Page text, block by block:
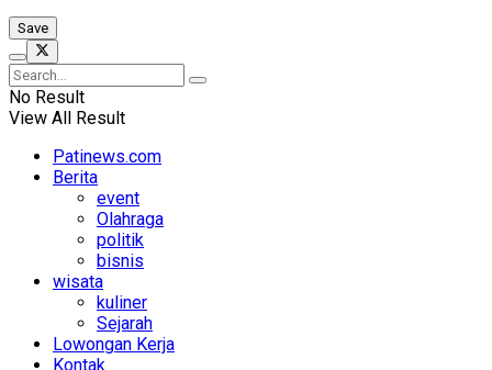
No Result
View All Result
Patinews.com
Berita
event
Olahraga
politik
bisnis
wisata
kuliner
Sejarah
Lowongan Kerja
Kontak